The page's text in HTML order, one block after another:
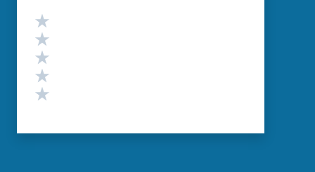
Valutazione